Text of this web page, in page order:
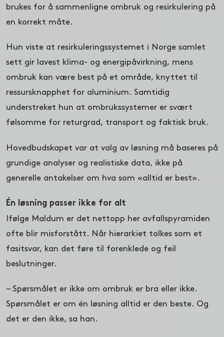
brukes for å sammenligne ombruk og resirkulering på
en korrekt måte.
Hun viste at resirkuleringssystemet i Norge samlet
sett gir lavest klima- og energipåvirkning, mens
ombruk kan være best på et område, knyttet til
ressursknapphet for aluminium. Samtidig
understreket hun at ombrukssystemer er svært
følsomme for returgrad, transport og faktisk bruk.
Hovedbudskapet var at valg av løsning må baseres på
grundige analyser og realistiske data, ikke på
generelle antakelser om hva som «alltid er best».
Én løsning passer ikke for alt
Ifølge Maldum er det nettopp her avfallspyramiden
ofte blir misforstått. Når hierarkiet tolkes som et
fasitsvar, kan det føre til forenklede og feil
beslutninger.
– Spørsmålet er ikke om ombruk er bra eller ikke.
Spørsmålet er om én løsning alltid er den beste. Og
det er den ikke, sa han.